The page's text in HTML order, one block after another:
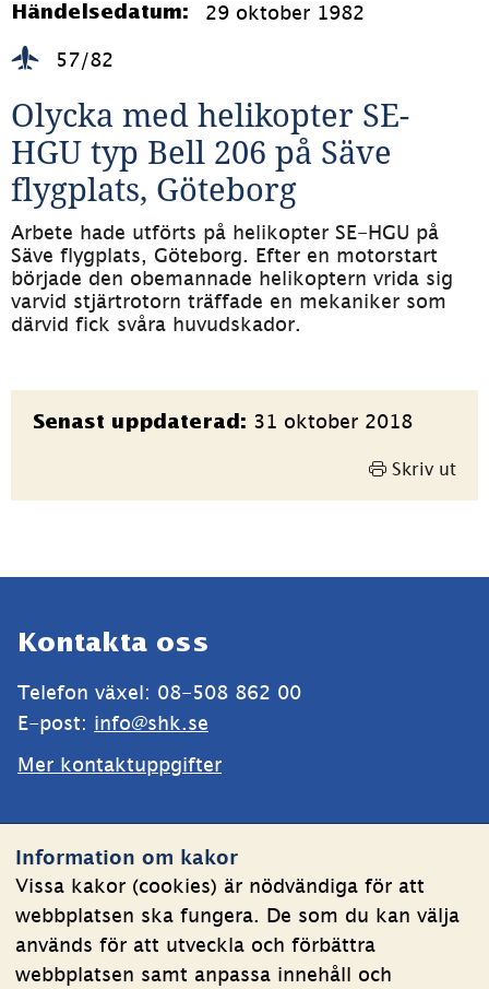
Information om kakor
Vissa kakor (cookies) är nödvändiga för att
webbplatsen ska fungera. De som du kan välja
används för att utveckla och förbättra
webbplatsen samt anpassa innehåll och
Händelsedatum: 29 oktober 1982
57/82
Olycka med helikopter SE-
HGU typ Bell 206 på Säve
flygplats, Göteborg
Arbete hade utförts på helikopter SE-HGU på
Säve flygplats, Göteborg. Efter en motorstart
började den obemannade helikoptern vrida sig
varvid stjärtrotorn träffade en mekaniker som
därvid fick svåra huvudskador.
Sidinformation
Senast uppdaterad: 31 oktober 2018
Skriv ut
Kontakta oss
Telefon växel: 08-508 862 00
E-post: info@shk.se
Mer kontaktuppgifter
Om kakor
Behandling av personuppgifter
Tillgänglighetsredogörelse